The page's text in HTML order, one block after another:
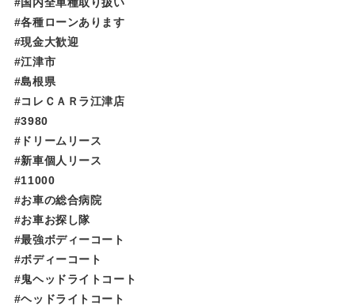
#各種ローンあります
#現金大歓迎
#江津市
#島根県
#コレＣＡＲラ江津店
#3980
#ドリームリース
#新車個人リース
#11000
#お車の総合病院
#お車お探し隊
#最強ボディーコート
#ボディーコート
#鬼ヘッドライトコート
#ヘッドライトコート